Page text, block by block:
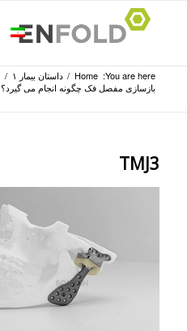
You are here:
Home
/ داستان بیمار ۱
/
بازسازی مفصل فک چگونه انجام می گیرد؟
TMJ3